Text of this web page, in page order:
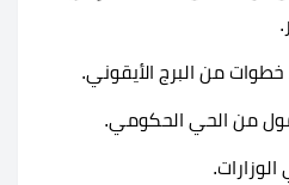
من البرج الأيقوني.
من الحي الحكومي.